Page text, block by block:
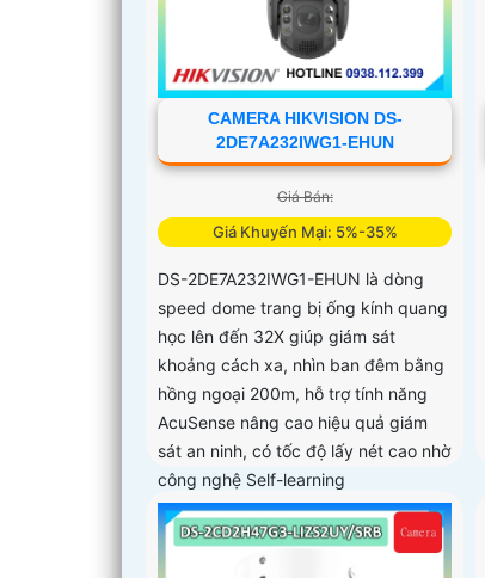
CAMERA HIKVISION DS-
2DE7A232IWG1-EHUN
Giá Bán:
Giá Khuyến Mại: 5%-35%
DS-2DE7A232IWG1-EHUN là dòng
speed dome trang bị ống kính quang
học lên đến 32X giúp giám sát
khoảng cách xa, nhìn ban đêm bằng
hồng ngoại 200m, hỗ trợ tính năng
AcuSense nâng cao hiệu quả giám
sát an ninh, có tốc độ lấy nét cao nhờ
công nghệ Self-learning